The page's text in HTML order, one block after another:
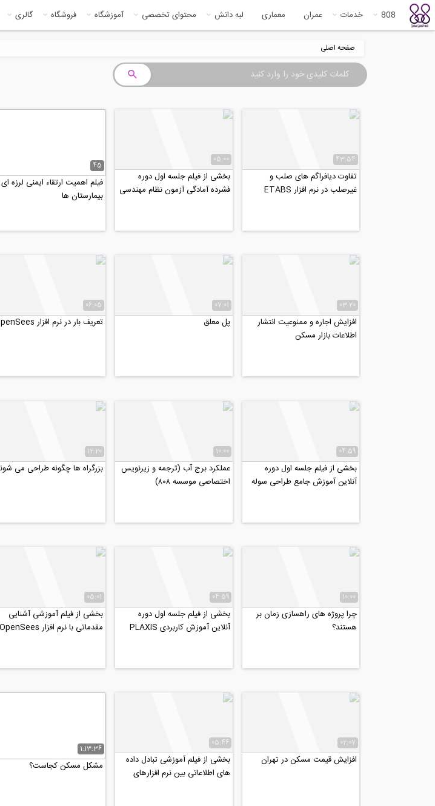
808 خدمات عمران معماری لبه دانش محتوای تخصصی آموزشگاه فروشگاه گالری
صفحه اصلی
43:54
تفاوت دیافراگم های صلب و
غیرصلب در نرم افزار ETABS
05:00
بخشی از فیلم جلسه اول دوره
فشرده آمادگی آزمون نظام مهندسی
45
فیلم اهمیت ارتقاء ایمنی لرزه ای
بیمارستان ها
03:20
افزایش اجاره و ممنوعیت انتشار
اطلاعات بازار مسکن
07:01
پل معلق
06:05
تعریف بار در نرم افزار OpenSees
04:59
بخشی از فیلم جلسه اول دوره
آنلاین آموزش جامع طراحی سوله
10:00
عملکرد برج آب (ترجمه و زیرنویس
اختصاصی موسسه ۸۰۸)
12:20
بزرگراه ها چگونه طراحی می
10:00
چرا پروژه های راهسازی زمان بر
هستند؟
04:59
بخشی از فیلم جلسه اول دوره
آنلاین آموزش کاربردی PLAXIS
05:01
بخشی از فیلم آموزشی آشنایی
مقدماتی با نرم افزار OpenSees
02:07
افزایش قیمت مسکن در تهران
05:46
بخشی از فیلم آموزشی تبادل داده
های اطلاعاتی بین نرم افزارهای
1:13:36
مشکل مسکن کجاست؟